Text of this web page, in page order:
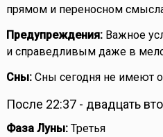
прямом и переносном
Предупреждения:Важное
и справедливым даже в
Сны:Сны сегодня не имеют
После 22:37 - двадцать
Фаза Луны:Третья